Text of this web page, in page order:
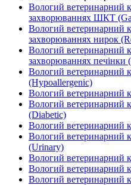
Вологий ветеринарний
захворюваннях ШКТ
Вологий ветеринарний
захворюваннях нирок
Вологий ветеринарний
захворюваннях печінки
Вологий ветеринарний
(Hypoallergenic)
Вологий ветеринарний
Вологий ветеринарний
(Diabetic)
Вологий ветеринарний
Вологий ветеринарний
(Urinary)
Вологий ветеринарний
Вологий ветеринарний
Вологий ветеринарний